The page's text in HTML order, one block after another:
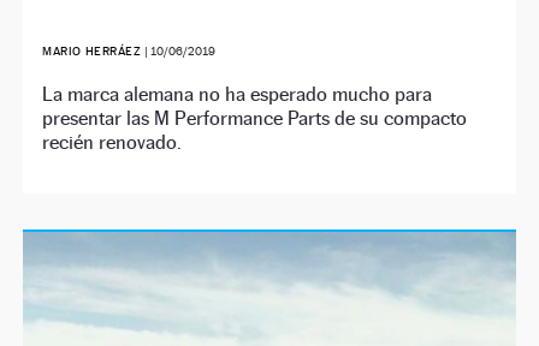
MARIO HERRÁEZ | 10/06/2019
La marca alemana no ha esperado mucho para
presentar las M Performance Parts de su compacto
recién renovado.